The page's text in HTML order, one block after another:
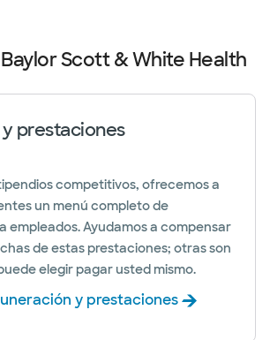
Scott & White Health
prestaciones
competitivos, ofrecemos a
un menú completo de
empleados. Ayudamos a compensar
de estas prestaciones; otras son
elegir pagar usted mismo.
y prestaciones